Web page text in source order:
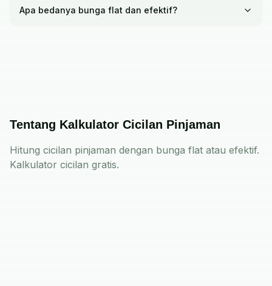
Apa bedanya bunga flat dan efektif?
Tentang Kalkulator Cicilan Pinjaman
Hitung cicilan pinjaman dengan bunga flat atau efektif.
Kalkulator cicilan gratis.